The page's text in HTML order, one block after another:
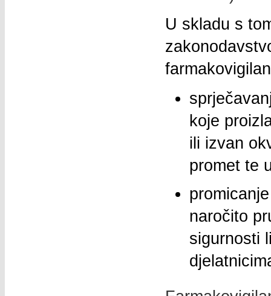
U skladu s
koje
ili izvan
promet te
naročito
sigurnosti